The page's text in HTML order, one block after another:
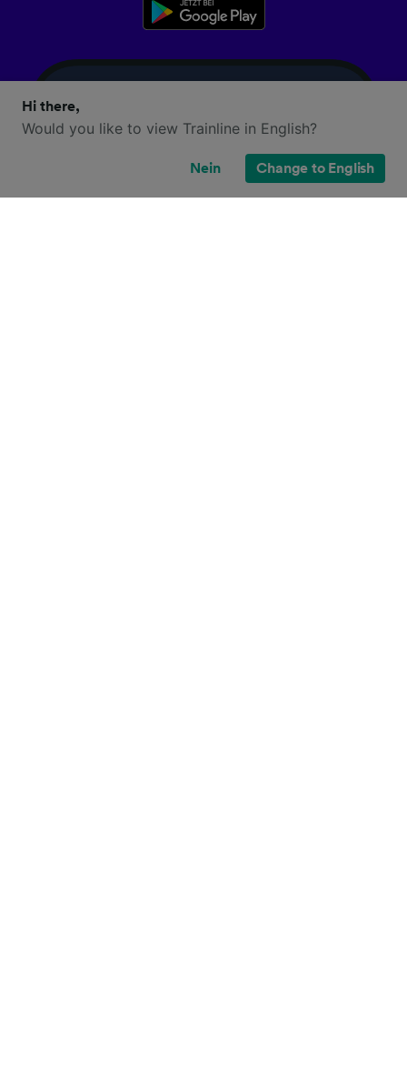
Hi there,
Would you like to view Trainline in English?
Nein Change to English